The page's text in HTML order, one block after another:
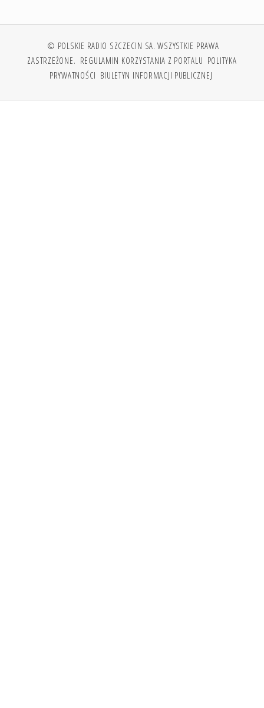
© POLSKIE RADIO SZCZECIN SA. WSZYSTKIE PRAWA
ZASTRZEŻONE. REGULAMIN KORZYSTANIA Z PORTALU POLITYKA
PRYWATNOŚCI BIULETYN INFORMACJI PUBLICZNEJ